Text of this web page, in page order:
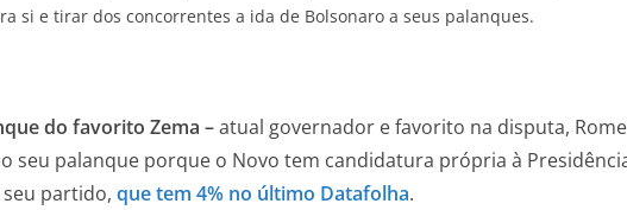
si e tirar dos concorrentes a ida de Bolsonaro a seus palanques.
do favorito Zema –atual governador e favorito na disputa,
seu palanque porque o Novo tem candidatura própria à
partido, que tem 4% no último Datafolha.